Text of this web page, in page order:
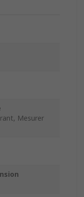
Mesurer